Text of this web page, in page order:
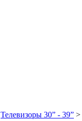
Телевизоры 30” - 39” >